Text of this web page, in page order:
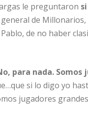
le preguntaron
de Millonarios,
de no haber
para nada. Somos
si lo digo yo
jugadores